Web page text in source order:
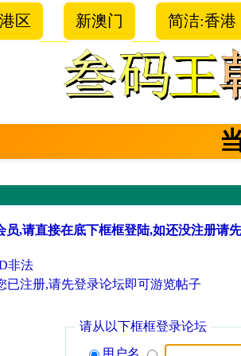
区 新澳门 简洁:香港
员,请直接在底下框框登陆,如还没注册请
非法
已注册,请先登录论坛即可游览帖子
请从以下框框登录论坛
用户名